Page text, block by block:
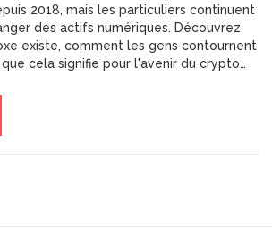
2018, mais les particuliers continuent
des actifs numériques. Découvrez
existe, comment les gens contournent
cela signifie pour l'avenir du crypto